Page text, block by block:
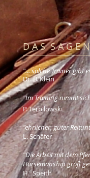
D A S S A G E
"... solche Trainer gibt
​Dr. B. Klein
"Im Training nimmt
P. Terpilowski
"ehrlicher, guter
L. Schäfer
"Die Arbeit mit dem
Horsemanship groß
H. Speith